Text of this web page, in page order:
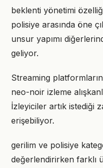
beklenti yönetimi
polisiye arasında öne
unsur yapımı
geliyor.
Streaming
neo-noir izleme
İzleyiciler artık istediği
erişebiliyor.
gerilim ve polisiye
değerlendirirken farklı